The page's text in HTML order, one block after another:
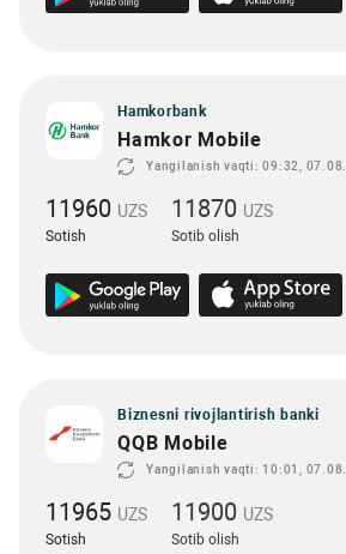
Hamkorbank
Hamkor Mobile
Yangilanish vaqti: 09:32,
11960 UZS
Sotish
11870 UZS
Sotib olish
Biznesni rivojlantirish banki
QQB Mobile
Yangilanish vaqti: 10:01,
11965 UZS
Sotish
11900 UZS
Sotib olish